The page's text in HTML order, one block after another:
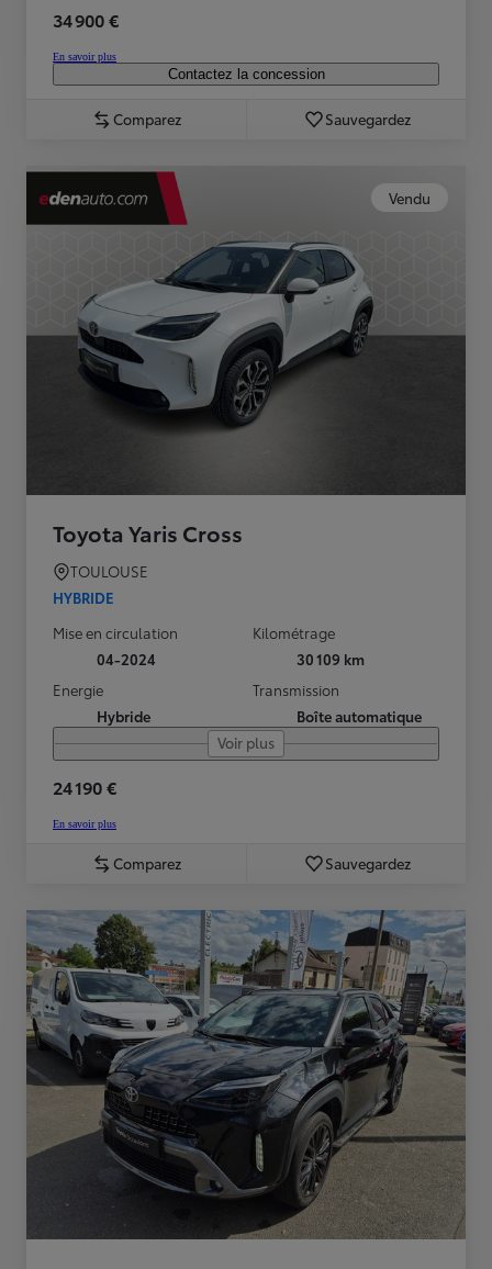
34 900 €
En savoir plus
Contactez la concession
Comparez Sauvegardez
Vendu
Toyota Yaris Cross
TOULOUSE
HYBRIDE
Mise en circulation
04-2024
Kilométrage
30 109 km
Energie
Hybride
Transmission
Boîte automatique
Voir plus
24 190 €
En savoir plus
Comparez Sauvegardez